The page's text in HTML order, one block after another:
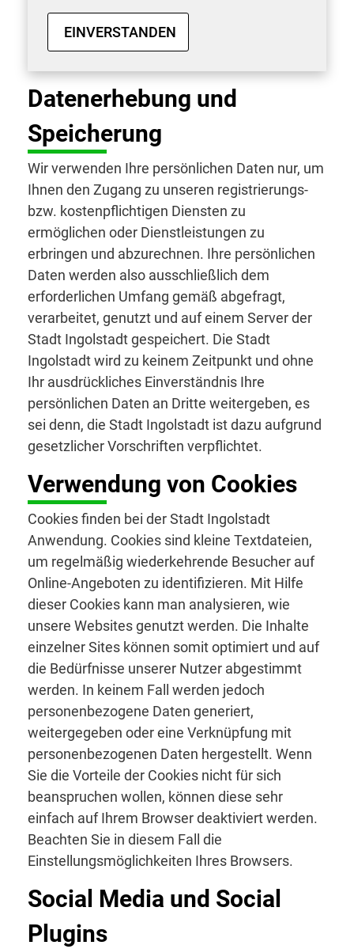
EINVERSTANDEN
Datenerhebung und
Speicherung
Wir verwenden Ihre persönlichen Daten nur, um
Ihnen den Zugang zu unseren registrierungs-
bzw. kostenpflichtigen Diensten zu
ermöglichen oder Dienstleistungen zu
erbringen und abzurechnen. Ihre persönlichen
Daten werden also ausschließlich dem
erforderlichen Umfang gemäß abgefragt,
verarbeitet, genutzt und auf einem Server der
Stadt Ingolstadt gespeichert. Die Stadt
Ingolstadt wird zu keinem Zeitpunkt und ohne
Ihr ausdrückliches Einverständnis Ihre
persönlichen Daten an Dritte weitergeben, es
sei denn, die Stadt Ingolstadt ist dazu aufgrund
gesetzlicher Vorschriften verpflichtet.
Verwendung von Cookies
Cookies finden bei der Stadt Ingolstadt
Anwendung. Cookies sind kleine Textdateien,
um regelmäßig wiederkehrende Besucher auf
Online-Angeboten zu identifizieren. Mit Hilfe
dieser Cookies kann man analysieren, wie
unsere Websites genutzt werden. Die Inhalte
einzelner Sites können somit optimiert und auf
die Bedürfnisse unserer Nutzer abgestimmt
werden. In keinem Fall werden jedoch
personenbezogene Daten generiert,
weitergegeben oder eine Verknüpfung mit
personenbezogenen Daten hergestellt. Wenn
Sie die Vorteile der Cookies nicht für sich
beanspruchen wollen, können diese sehr
einfach auf Ihrem Browser deaktiviert werden.
Beachten Sie in diesem Fall die
Einstellungsmöglichkeiten Ihres Browsers.
Social Media und Social
Plugins